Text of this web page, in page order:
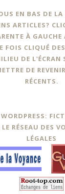
EN BAS DE
ARTICLES?
À
FOIS CLIQUÉ
DE L'ÉCRAN
DE
RÉCENTS.
LE RÉSEAU DES
LÉGALES